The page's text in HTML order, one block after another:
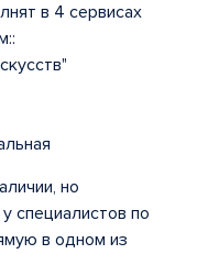
в 4 сервисах
но
специалистов по
в одном из